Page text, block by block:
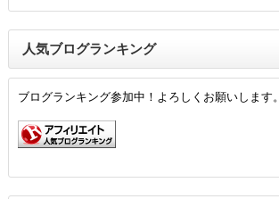
人気ブログランキング
ブログランキング参加中！よろしくお願いします。